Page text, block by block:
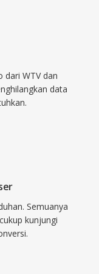
WTV
dan dapat
portabel.
dari WTV dan
data
Semuanya
kunjungi